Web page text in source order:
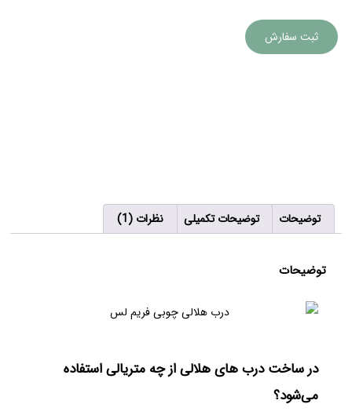
ثبت سفارش
توضیحات توضیحات تکمیلی نظرات (1)
توضیحات
در ساخت درب های هلالی از چه متریالی استفاده
می‌شود؟